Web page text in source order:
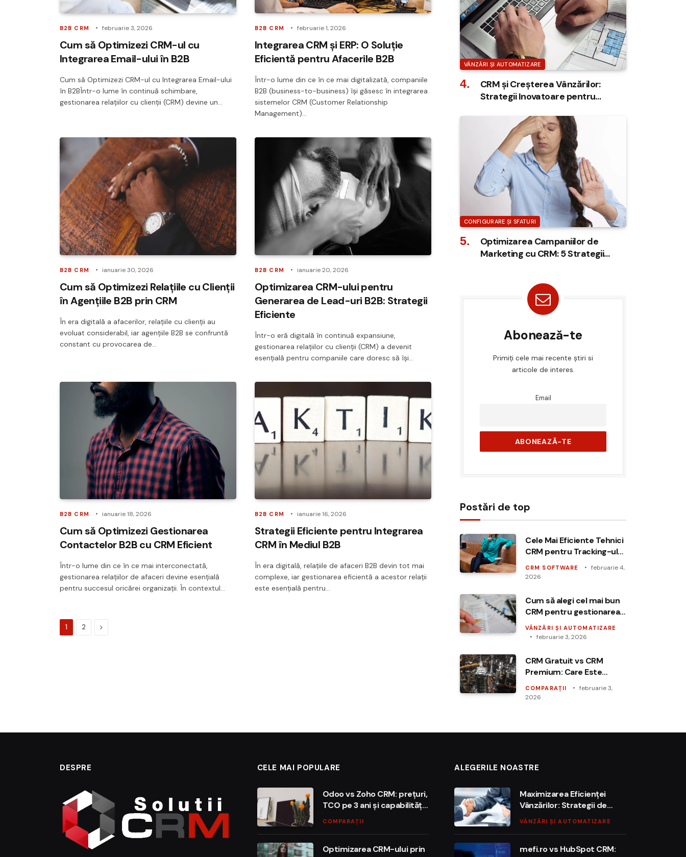
B2B CRM februarie 3, 2026
Cum să Optimizezi CRM-ul cu
Integrarea Email-ului în B2B
Cum să Optimizezi CRM-ul cu Integrarea Email-ului
în B2BÎntr-o lume în continuă schimbare,
gestionarea relațiilor cu clienții (CRM) devine un…
B2B CRM februarie 1, 2026
Integrarea CRM și ERP: O Soluție
Eficientă pentru Afacerile B2B
Într-o lume din ce în ce mai digitalizată, companiile
B2B (business-to-business) își găsesc în integrarea
sistemelor CRM (Customer Relationship
Management)…
B2B CRM ianuarie 30, 2026
Cum să Optimizezi Relațiile cu Clienții
în Agențiile B2B prin CRM
În era digitală a afacerilor, relațiile cu clienții au
evoluat considerabil, iar agențiile B2B se confruntă
constant cu provocarea de…
B2B CRM ianuarie 20, 2026
Optimizarea CRM-ului pentru
Generarea de Lead-uri B2B: Strategii
Eficiente
Într-o eră digitală în continuă expansiune,
gestionarea relațiilor cu clienții (CRM) a devenit
esențială pentru companiile care doresc să își…
B2B CRM ianuarie 18, 2026
Cum să Optimizezi Gestionarea
Contactelor B2B cu CRM Eficient
Într-o lume din ce în ce mai interconectată,
gestionarea relațiilor de afaceri devine esențială
pentru succesul oricărei organizații. În contextul…
B2B CRM ianuarie 16, 2026
Strategii Eficiente pentru Integrarea
CRM în Mediul B2B
În era digitală, relațiile de afaceri B2B devin tot mai
complexe, iar gestionarea eficientă a acestor relații
este esențială pentru…
1 2 Next
VÂNZĂRI ȘI AUTOMATIZARE
CRM și Creșterea Vânzărilor:
Strategii Inovatoare pentru
CONFIGURARE ȘI SFATURI
Optimizarea Campaniilor de
Marketing cu CRM: 5 Strategii
Abonează-te
Primiți cele mai recente știri si
articole de interes.
Email
Postări de top
Cele Mai Eficiente Tehnici
CRM pentru Tracking-ul
CRM SOFTWARE
februarie 4,
2026
Cum să alegi cel mai bun
CRM pentru gestionarea
pipeline-ului de vânzări
VÂNZĂRI ȘI AUTOMATIZARE
februarie 3, 2026
CRM Gratuit vs CRM
Premium: Care Este
Afacerea Ta?
COMPARAȚII
februarie 3,
2026
DESPRE CELE MAI POPULARE
Odoo vs Zoho CRM: prețuri,
TCO pe 3 ani și capabilități
COMPARAȚII
Optimizarea CRM-ului prin
ALEGERILE NOASTRE
Maximizarea Eficienței
Vânzărilor: Strategii de
Utilizare a CRM-ului
VÂNZĂRI ȘI AUTOMATIZARE
mefi.ro vs HubSpot CRM: